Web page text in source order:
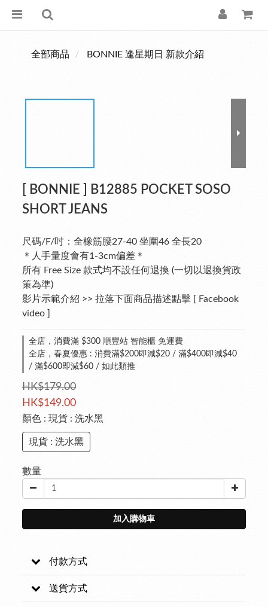
全部商品 BONNIE 逢星期日 新款介紹
[ BONNIE ] B12885 POCKET SOSO
SHORT JEANS
尺碼/F/吋：全橡筋腰27-40 坐圍46 全長20
＊人手量度會有1-3cm偏差＊
所有 Free Size 款式均不設任何退換 (一切以退換貨政
策為準)
影片示範介紹 >> 拉落下面商品描述點擊 [ Facebook
video ]
全店，消費滿 $300 順豐站 智能櫃 免運費
全店，春夏優惠 : 消費滿$200即減$20 / 滿$400即減$40
/ 滿$600即減$60 / 如此類推
HK$179.00
HK$149.00
顏色 : 現貨 : 洗水黑
現貨 : 洗水黑
數量
加入購物車
付款方式
送貨方式